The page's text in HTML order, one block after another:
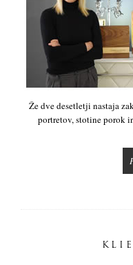
Že dve desetletji nastaja
portretov, stotine porok